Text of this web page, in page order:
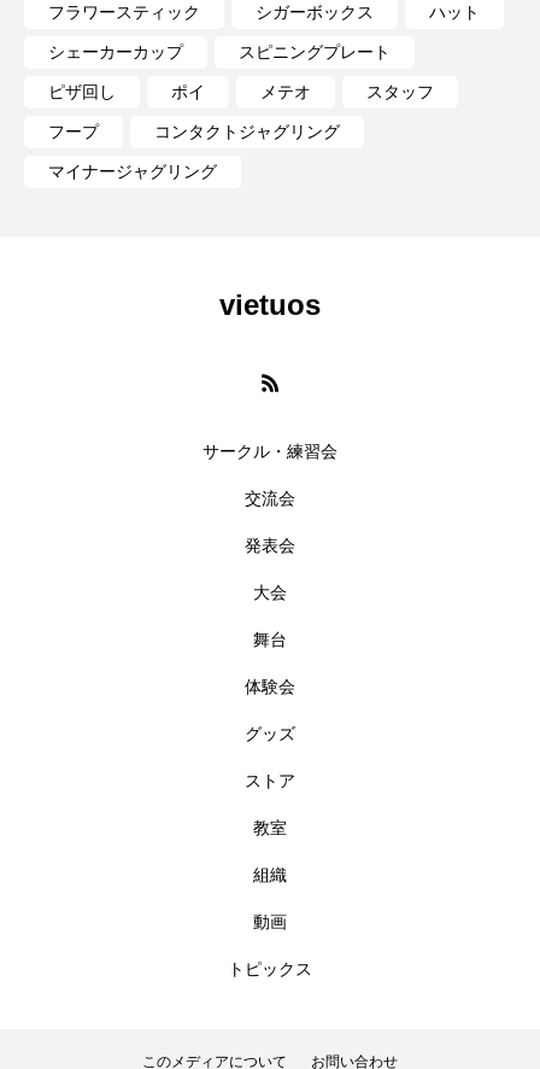
フラワースティック シガーボックス ハット
シェーカーカップ スピニングプレート
ピザ回し ポイ メテオ スタッフ
フープ コンタクトジャグリング
マイナージャグリング
vietuos
サークル・練習会
交流会
発表会
大会
舞台
体験会
グッズ
ストア
教室
組織
動画
トピックス
このメディアについて お問い合わせ